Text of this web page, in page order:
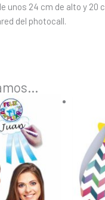
unos 24 cm de alto y 20
del photocall.